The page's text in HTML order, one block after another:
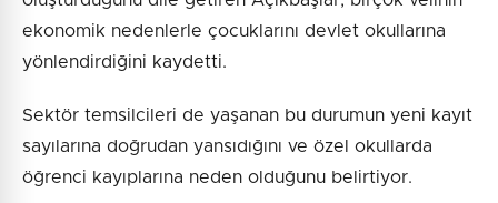
ekonomik nedenlerle çocuklarını devlet okullarına
yönlendirdiğini kaydetti.
Sektör temsilcileri de yaşanan bu durumun yeni kayıt
sayılarına doğrudan yansıdığını ve özel okullarda
öğrenci kayıplarına neden olduğunu belirtiyor.